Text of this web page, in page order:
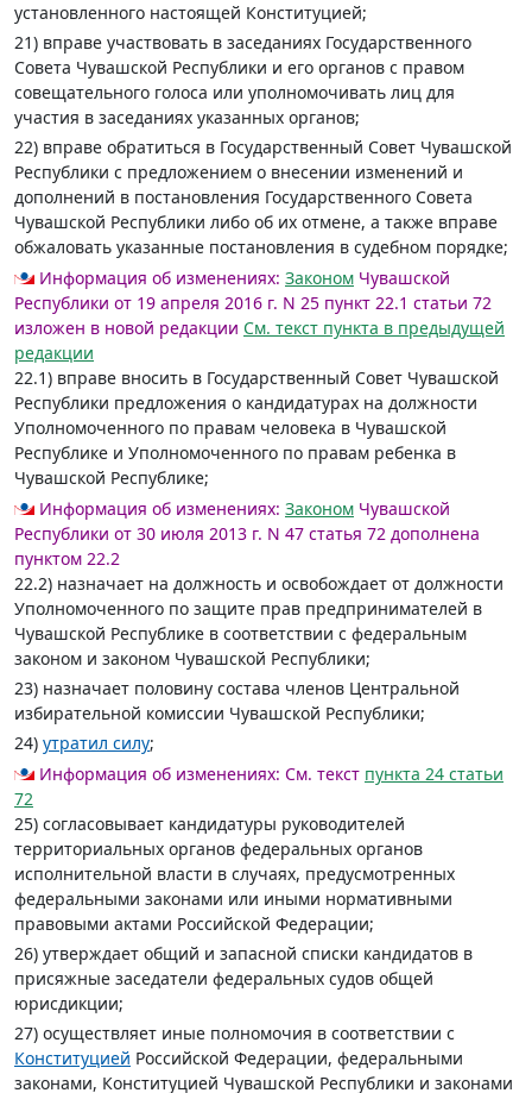
установленного настоящей Конституцией;
21) вправе участвовать в заседаниях Государственного
Совета Чувашской Республики и его органов с правом
совещательного голоса или уполномочивать лиц для
участия в заседаниях указанных органов;
22) вправе обратиться в Государственный Совет Чувашской
Республики с предложением о внесении изменений и
дополнений в постановления Государственного Совета
Чувашской Республики либо об их отмене, а также вправе
обжаловать указанные постановления в судебном порядке;
Информация об изменениях: Законом Чувашской
Республики от 19 апреля 2016 г. N 25 пункт 22.1 статьи 72
изложен в новой редакции См. текст пункта в предыдущей
редакции
22.1) вправе вносить в Государственный Совет Чувашской
Республики предложения о кандидатурах на должности
Уполномоченного по правам человека в Чувашской
Республике и Уполномоченного по правам ребенка в
Чувашской Республике;
Информация об изменениях: Законом Чувашской
Республики от 30 июля 2013 г. N 47 статья 72 дополнена
пунктом 22.2
22.2) назначает на должность и освобождает от должности
Уполномоченного по защите прав предпринимателей в
Чувашской Республике в соответствии с федеральным
законом и законом Чувашской Республики;
23) назначает половину состава членов Центральной
избирательной комиссии Чувашской Республики;
24) утратил силу;
Информация об изменениях: См. текст пункта 24 статьи
72
25) согласовывает кандидатуры руководителей
территориальных органов федеральных органов
исполнительной власти в случаях, предусмотренных
федеральными законами или иными нормативными
правовыми актами Российской Федерации;
26) утверждает общий и запасной списки кандидатов в
присяжные заседатели федеральных судов общей
юрисдикции;
27) осуществляет иные полномочия в соответствии с
Конституцией Российской Федерации, федеральными
законами, Конституцией Чувашской Республики и законами